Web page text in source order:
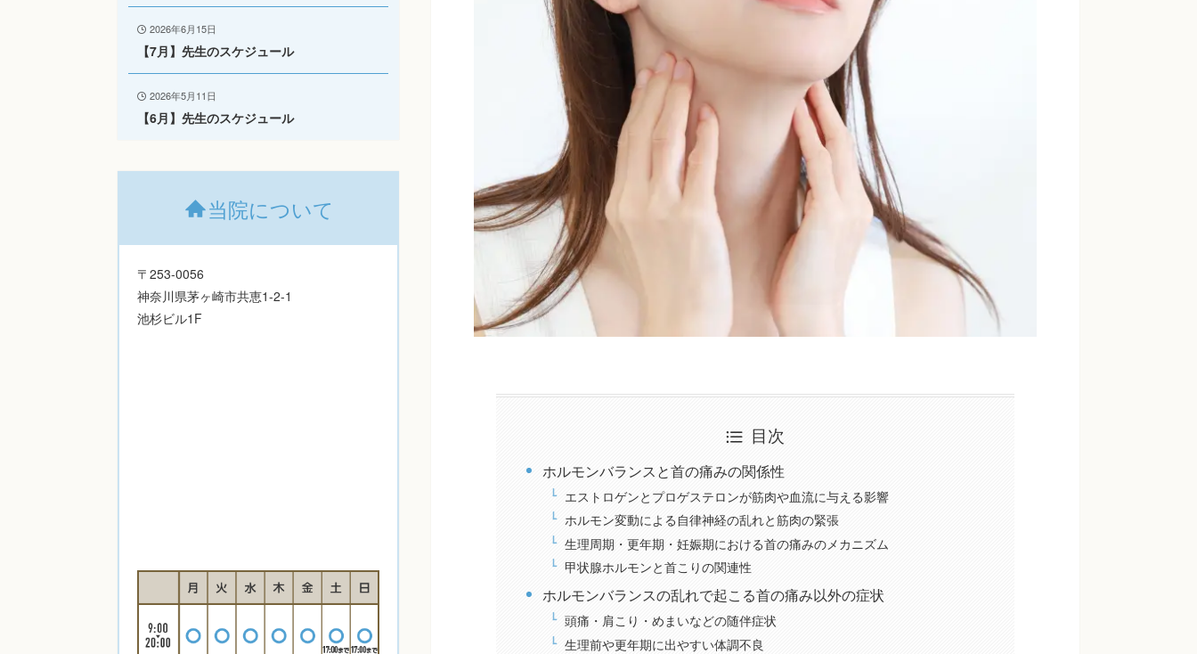
目次
ホルモンバランスと首の痛みの関係性
エストロゲンとプロゲステロンが筋肉や血流に与える影響
ホルモン変動による自律神経の乱れと筋肉の緊張
生理周期・更年期・妊娠期における首の痛みのメカニズム
甲状腺ホルモンと首こりの関連性
ホルモンバランスの乱れで起こる首の痛み以外の症状
頭痛・肩こり・めまいなどの随伴症状
生理前や更年期に出やすい体調不良
2026年6月15日
【7月】先生のスケジュール
2026年5月11日
【6月】先生のスケジュール
当院について
〒253-0056
神奈川県茅ヶ崎市共恵1-2-1
池杉ビル1F